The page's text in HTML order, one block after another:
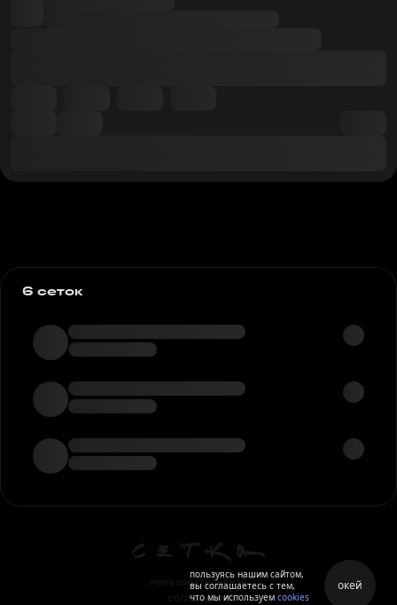
6 сеток
пользовательское
соглашение
пользуясь нашим сайтом,
вы соглашаетесь с тем,
что мы используем cookies
окей